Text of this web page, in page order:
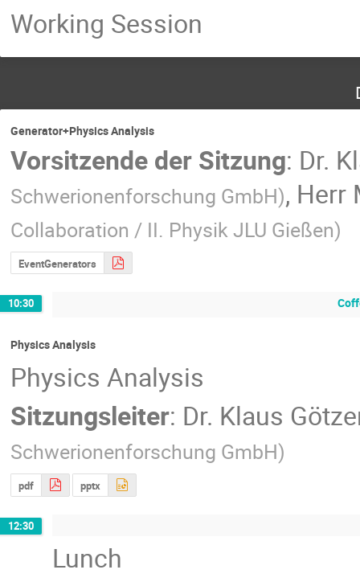
Working Session
Generator+Physics Analysis
Vorsitzende der Sitzung: Dr.
Schwerionenforschung GmbH), Herr
Collaboration / II. Physik JLU Gießen)
EventGenerators
10:30
Physics Analysis
Physics Analysis
Sitzungsleiter: Dr. Klaus
Schwerionenforschung GmbH)
pdf pptx
12:30
Lunch